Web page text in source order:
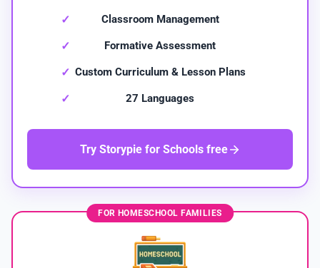
Classroom Management
Formative Assessment
Custom Curriculum & Lesson Plans
27 Languages
Try Storypie for Schools free
FOR HOMESCHOOL FAMILIES